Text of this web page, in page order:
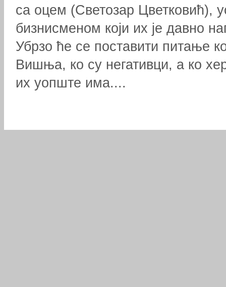
са оцем (Светозар Цветковић),
бизнисменом који их је давно
Убрзо ће се поставити питање
Вишња, ко су негативци, а ко
их уопште има....